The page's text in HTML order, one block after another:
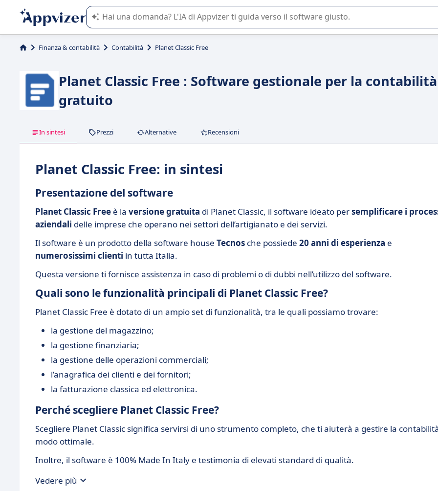
L'IA di Appvizer vi guida nell'utilizzo o nella scelta di un software SaaS per la vostra azienda.
Finanza & contabilità Contabilità Planet Classic Free
Planet Classic Free : Software gestionale per la contabilità
gratuito
In sintesi Prezzi Alternative Recensioni
Planet Classic Free: in sintesi
Presentazione del software
Planet Classic Free è la versione gratuita di Planet Classic, il software ideato persemplificare i
aziendali delle imprese che operano nei settori dell’artigianato e dei servizi.
Il software è un prodotto della software house Tecnos che possiede 20 anni di esperienza e
numerosissimi clienti in tutta Italia.
Questa versione ti fornisce assistenza in caso di problemi o di dubbi nell’utilizzo del software.
Quali sono le funzionalità principali di Planet Classic Free?
Planet Classic Free è dotato di un ampio set di funzionalità, tra le quali possiamo trovare:
la gestione del magazzino;
la gestione finanziaria;
la gestione delle operazioni commerciali;
l’anagrafica dei clienti e dei fornitori;
la fatturazione classica ed elettronica.
Perché scegliere Planet Classic Free?
Scegliere Planet Classic significa servirsi di uno strumento completo, che ti aiuterà a gestire la
modo ottimale.
Inoltre, il software è 100% Made In Italy e testimonia di elevati standard di qualità.
Vedere più